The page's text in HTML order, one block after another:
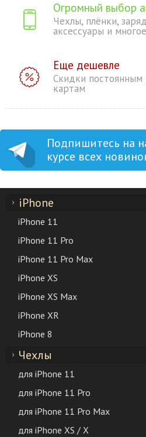
Огромный выбор
Чехлы, плёнки,
аксессуары и
Еще дешевле
Скидки
картам
Подпишитесь на
курсе всех
iPhone
iPhone 11
iPhone 11 Pro
iPhone 11 Pro Max
iPhone XS
iPhone XS Max
iPhone XR
iPhone 8
Чехлы
для iPhone 11
для iPhone 11 Pro
для iPhone 11 Pro Max
для iPhone XS / X